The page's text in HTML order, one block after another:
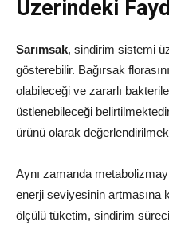
Üzerindeki
Sarımsak, sindirim sistemi
gösterebilir. Bağırsak
olabileceği ve zararlı
üstlenebileceği
ürünü olarak
Aynı zamanda
enerji seviyesinin artmasına
ölçülü tüketim, sindirim